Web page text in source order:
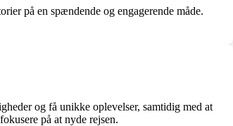
på en spændende og engagerende måde.
og få unikke oplevelser, samtidig med at
på at nyde rejsen.